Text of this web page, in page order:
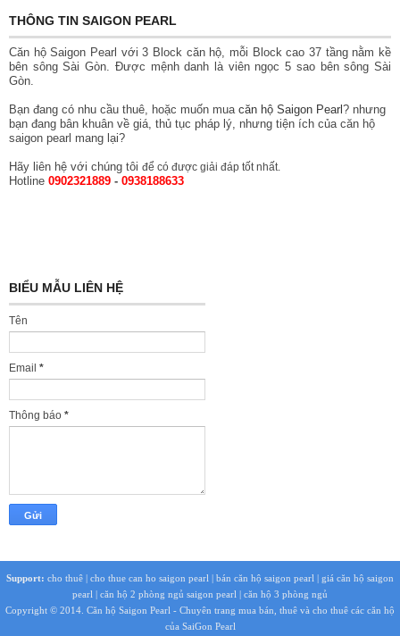
THÔNG TIN SAIGON PEARL
Căn hộ Saigon Pearl với 3 Block căn hộ, mỗi Block cao 37 tầng nằm kề
bên sông Sài Gòn. Được mệnh danh là viên ngọc 5 sao bên sông Sài
Gòn.
Bạn đang có nhu cầu thuê, hoặc muốn mua căn hộ Saigon Pearl ? nhưng
bạn đang bân khuân về giá, thủ tục pháp lý, nhưng tiện ích của căn hộ
saigon pearl mang lại?
Hãy liên hệ với chúng tôi để có được giải đáp tốt nhất.
Hotline 0902321889 - 0938188633
BIỂU MẪU LIÊN HỆ
Tên
Email *
Thông báo *
Support: cho thuê | cho thue can ho saigon pearl | bán căn hộ saigon pearl | giá căn hộ saigon
pearl | căn hộ 2 phòng ngủ saigon pearl | căn hộ 3 phòng ngủ
Copyright © 2014. Căn hộ Saigon Pearl - Chuyên trang mua bán, thuê và cho thuê các căn hộ
của SaiGon Pearl